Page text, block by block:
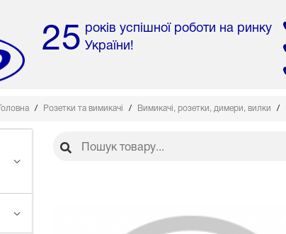
25 років успішної роботи на ринку
України!
Головна Розетки та вимикачі Вимикачі, розетки, димери, вилки